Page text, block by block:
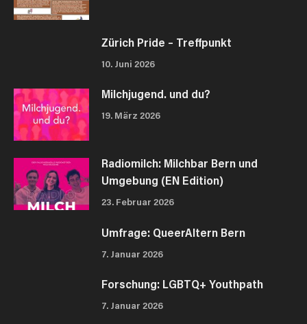
Zürich Pride – Treffpunkt
10. Juni 2026
Milchjugend. und du?
19. März 2026
Radiomilch: Milchbar Bern und
Umgebung (EN Edition)
23. Februar 2026
Umfrage: QueerAltern Bern
7. Januar 2026
Forschung: LGBTQ+ Youthpath
7. Januar 2026